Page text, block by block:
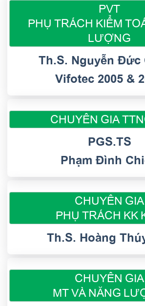
PVT
PHỤ TRÁCH KIỂM
LƯỢNG
Th.S. Nguyễn Đức
Vifotec 2005 &
CHUYÊN GIA
PGS.TS
Phạm Đình
CHUYÊN GIA
PHỤ TRÁCH KK
Th.S. Hoàng
CHUYÊN GIA
MT VÀ NĂNG